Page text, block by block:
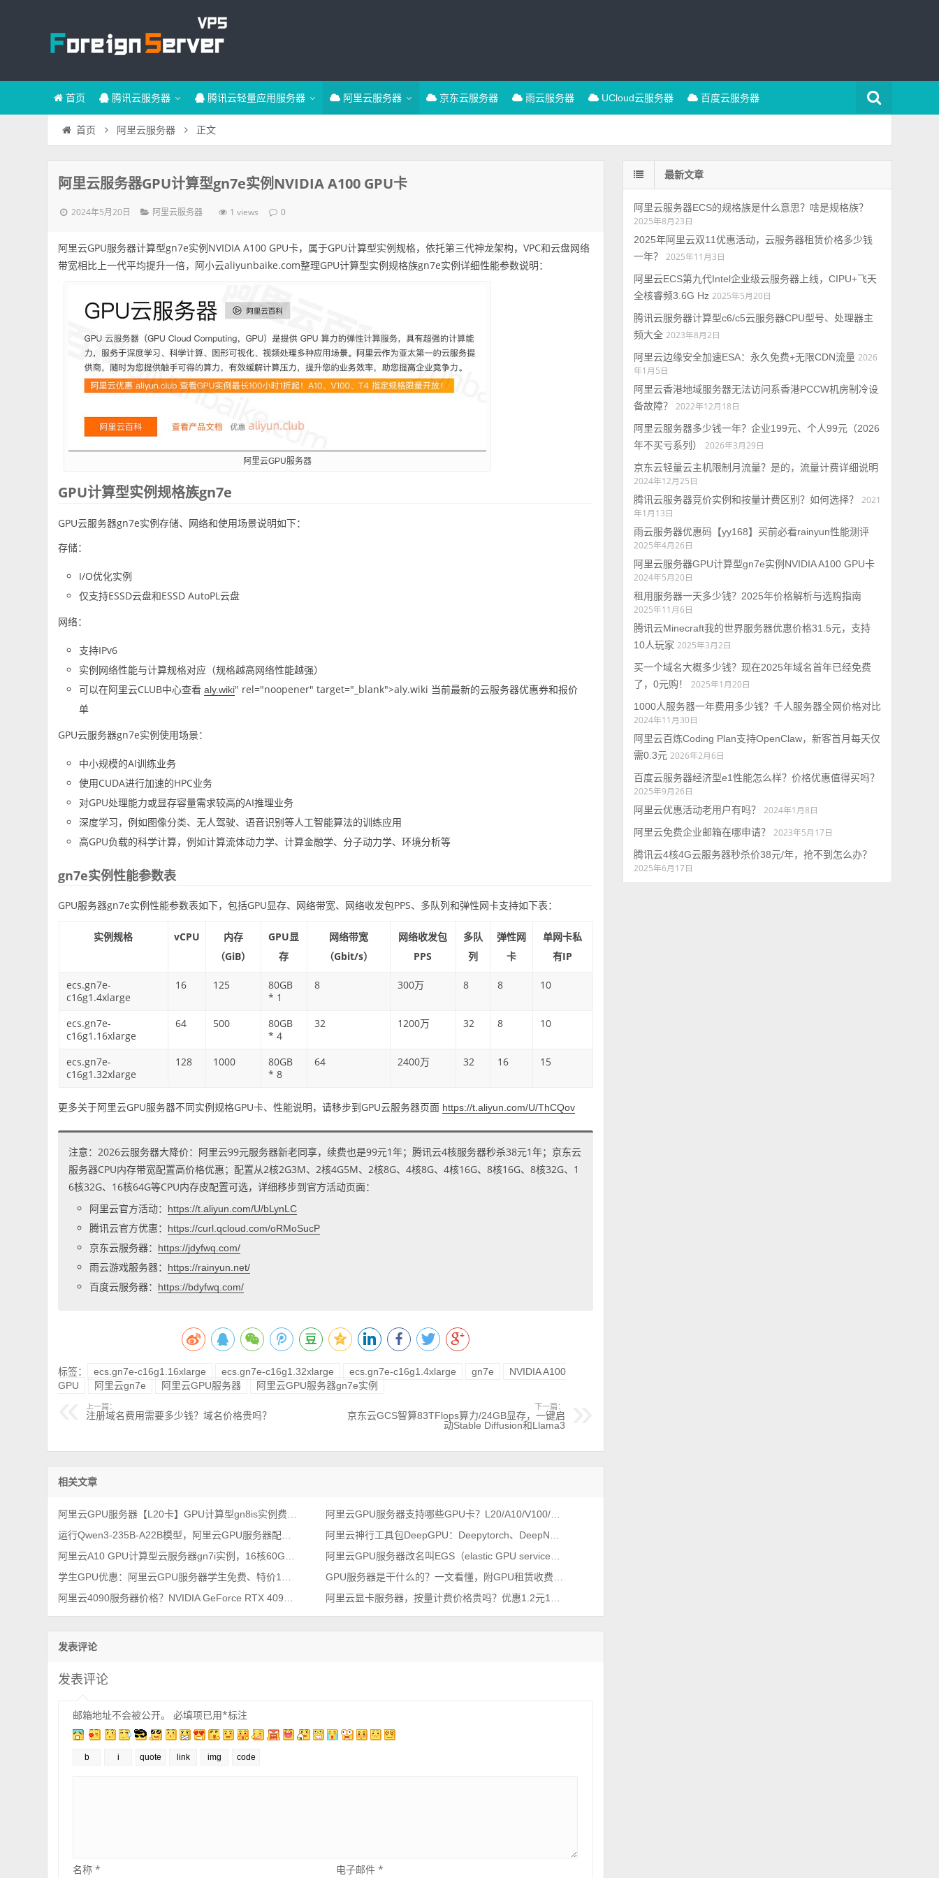
首页 腾讯云服务器 腾讯云轻量应用服务器 阿里云服务器 京东云服务器 雨云服务器 UCloud云服务器 百度云服务器
首页 阿里云服务器 正文
阿里云服务器GPU计算型gn7e实例NVIDIA A100 GPU卡
2024年5月20日 阿里云服务器 1 views 0
阿里云GPU服务器计算型gn7e实例NVIDIA A100 GPU卡，属于GPU计算型实例规格，依托第三代神龙架构，VPC和云盘网络
带宽相比上一代平均提升一倍，阿小云aliyunbaike.com整理GPU计算型实例规格族gn7e实例详细性能参数说明：
阿里云GPU服务器
GPU计算型实例规格族gn7e
GPU云服务器gn7e实例存储、网络和使用场景说明如下：
存储：
I/O优化实例
仅支持ESSD云盘和ESSD AutoPL云盘
网络：
支持IPv6
实例网络性能与计算规格对应（规格越高网络性能越强）
可以在阿里云CLUB中心查看aly.wiki" rel="noopener" target="_blank">aly.wiki 当前最新的云服务器优惠券和报价
单
GPU云服务器gn7e实例使用场景：
中小规模的AI训练业务
使用CUDA进行加速的HPC业务
对GPU处理能力或显存容量需求较高的AI推理业务
深度学习，例如图像分类、无人驾驶、语音识别等人工智能算法的训练应用
高GPU负载的科学计算，例如计算流体动力学、计算金融学、分子动力学、环境分析等
gn7e实例性能参数表
GPU服务器gn7e实例性能参数表如下，包括GPU显存、网络带宽、网络收发包PPS、多队列和弹性网卡支持如下表：
实例规格 vCPU
内存
（GiB）
GPU显
存
网络带宽
（Gbit/s）
网络收发包
PPS
多队
列
弹性网
卡
单网卡私
有IP
ecs.gn7e-
c16g1.4xlarge
16 125
80GB
* 1
8 300万 8 8 10
ecs.gn7e-
c16g1.16xlarge
64 500
80GB
* 4
32 1200万 32 8 10
ecs.gn7e-
c16g1.32xlarge
128 1000
80GB
* 8
64 2400万 32 16 15
更多关于阿里云GPU服务器不同实例规格GPU卡、性能说明，请移步到GPU云服务器页面 https://t.aliyun.com/U/ThCQov
注意：2026云服务器大降价：阿里云99元服务器新老同享，续费也是99元1年；腾讯云4核服务器秒杀38元1年；京东云
服务器CPU内存带宽配置高价格优惠；配置从2核2G3M、2核4G5M、2核8G、4核8G、4核16G、8核16G、8核32G、1
6核32G、16核64G等CPU内存皮配置可选，详细移步到官方活动页面：
阿里云官方活动：
https://t.aliyun.com/U/bLynLC
腾讯云官方优惠： https://curl.qcloud.com/oRMoSucP
京东云服务器： https://jdyfwq.com/
雨云游戏服务器： https://rainyun.net/
百度云服务器： https://bdyfwq.com/
标签： ecs.gn7e-c16g1.16xlarge ecs.gn7e-c16g1.32xlarge ecs.gn7e-c16g1.4xlarge gn7e
NVIDIA A100
GPU
阿里云gn7e 阿里云GPU服务器 阿里云GPU服务器gn7e实例
上一篇：
注册域名费用需要多少钱？域名价格贵吗？
下一篇：
京东云GCS智算83TFlops算力/24GB显存，一键启
动Stable Diffusion和Llama3
相关文章
阿里云GPU服务器【L20卡】GPU计算型gn8is实例费用价格，2026年最新整理
阿里云GPU服务器支持哪些GPU卡？L20/A10/V100/T4/P100/P4等
运行Qwen3-235B-A22B模型，阿里云GPU服务器配置如何选择？
阿里云神行工具包DeepGPU：Deepytorch、DeepNCCL、DeepGPU-LLM、FastGPU和cGPU
阿里云A10 GPU计算型云服务器gn7i实例，16核60G配置价格1366元一个月
阿里云GPU服务器改名叫EGS（elastic GPU service）弹性GPU服务
学生GPU优惠：阿里云GPU服务器学生免费、特价1小时和包年包月价格表
GPU服务器是干什么的？一文看懂，附GPU租赁收费价格表
阿里云4090服务器价格？NVIDIA GeForce RTX 4090显卡GPU收费标准
阿里云显卡服务器，按量计费价格贵吗？优惠1.2元1小时起
发表评论
发表评论
邮箱地址不会被公开。 必填项已用*标注
名称* 电子邮件 *
最新文章
阿里云服务器ECS的规格族是什么意思？啥是规格族？
2025年8月23日
2025年阿里云双11优惠活动，云服务器租赁价格多少钱
一年？
2025年11月3日
阿里云ECS第九代Intel企业级云服务器上线，CIPU+飞天
全核睿频3.6G Hz 2025年5月20日
腾讯云服务器计算型c6/c5云服务器CPU型号、处理器主
频大全 2023年8月2日
阿里云边缘安全加速ESA：永久免费+无限CDN流量 2026
年1月5日
阿里云香港地域服务器无法访问系香港PCCW机房制冷设
备故障？
2022年12月18日
阿里云服务器多少钱一年？企业199元、个人99元（2026
年不买亏系列）
2026年3月29日
京东云轻量云主机限制月流量？是的，流量计费详细说明
2024年12月25日
腾讯云服务器竞价实例和按量计费区别？如何选择？
2021
年1月13日
雨云服务器优惠码【yy168】买前必看rainyun性能测评
2025年4月26日
阿里云服务器GPU计算型gn7e实例NVIDIA A100 GPU卡
2024年5月20日
租用服务器一天多少钱？2025年价格解析与选购指南
2025年11月6日
腾讯云Minecraft我的世界服务器优惠价格31.5元，支持
10人玩家 2025年3月2日
买一个域名大概多少钱？现在2025年域名首年已经免费
了，0元购！
2025年1月20日
1000人服务器一年费用多少钱？千人服务器全网价格对比
2024年11月30日
阿里云百炼Coding Plan支持OpenClaw，新客首月每天仅
需0.3元 2026年2月6日
百度云服务器经济型e1性能怎么样？价格优惠值得买吗？
2025年9月26日
阿里云优惠活动老用户有吗？
2024年1月8日
阿里云免费企业邮箱在哪申请？
2023年5月17日
腾讯云4核4G云服务器秒杀价38元/年，抢不到怎么办？
2025年6月17日